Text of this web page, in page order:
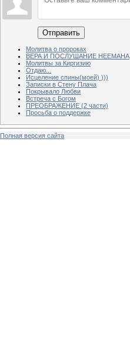
Отправить
Молитва о пророках
ВЕРА И ПОСЛУШАНИЕ НЕЕМАНА
Молитвы за Киргизию
Отдаю...
Исцеление спины(моей) )))
Записки в Стену Плача
Покрывало Любви
Встреча с Богом
ПРЕОБРАЖЕНИЕ (2 части)
Просьба о поддержке
Полная версия сайта